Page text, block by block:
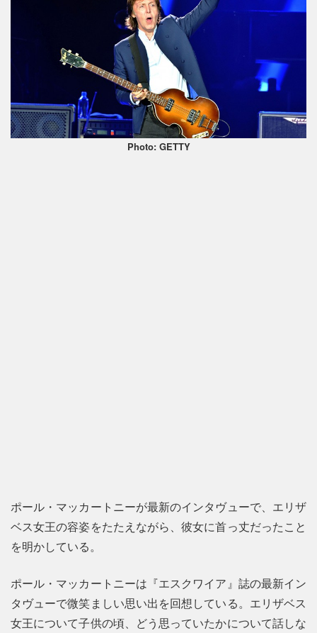
Photo: GETTY
ポール・マッカートニーが最新のインタヴューで、エリザ
ベス女王の容姿をたたえながら、彼女に首っ丈だったこと
を明かしている。
ポール・マッカートニーは『エスクワイア』誌の最新イン
タヴューで微笑ましい思い出を回想している。エリザベス
女王について子供の頃、どう思っていたかについて話しな